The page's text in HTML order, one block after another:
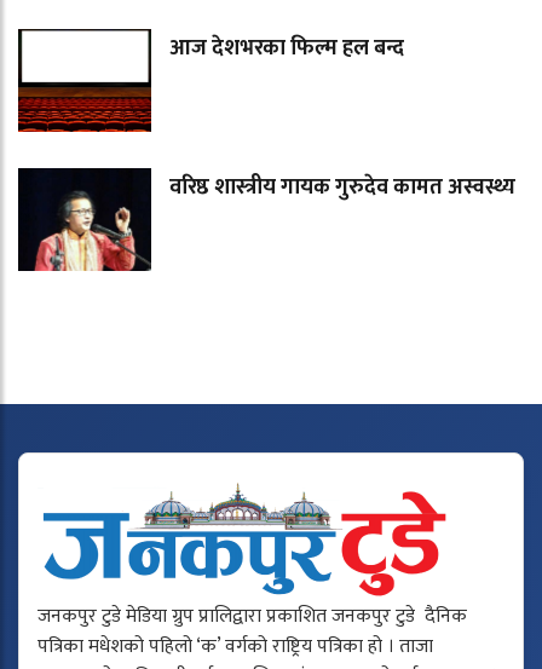
आज देशभरका फिल्म हल बन्द
वरिष्ठ शास्त्रीय गायक गुरुदेव कामत अस्वस्थ्य
जनकपुर टुडे मेडिया ग्रुप प्रालिद्वारा प्रकाशित जनकपुर टुडे दैनिक
पत्रिका मधेशको पहिलो ‘क’ वर्गको राष्ट्रिय पत्रिका हो । ताजा